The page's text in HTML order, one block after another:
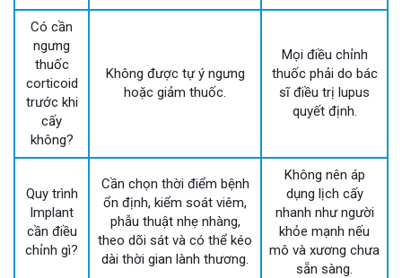
Có cần
ngưng
thuốc
corticoid
trước khi
cấy
không?
Không được tự ý ngưng
hoặc giảm thuốc.
Mọi điều chỉnh
thuốc phải do bác
sĩ điều trị lupus
quyết định.
Quy trình
Implant
cần điều
chỉnh gì?
Cần chọn thời điểm bệnh
ổn định, kiểm soát viêm,
phẫu thuật nhẹ nhàng,
theo dõi sát và có thể kéo
dài thời gian lành thương.
Không nên áp
dụng lịch cấy
nhanh như người
khỏe mạnh nếu
mô và xương chưa
sẵn sàng.